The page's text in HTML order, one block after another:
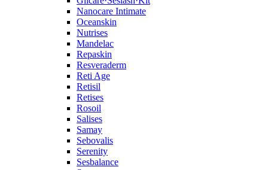
Nanocare Intimate
Oceanskin
Nutrises
Mandelac
Repaskin
Resveraderm
Reti Age
Retisil
Retises
Rosoil
Salises
Samay
Sebovalis
Serenity
Sesbalance